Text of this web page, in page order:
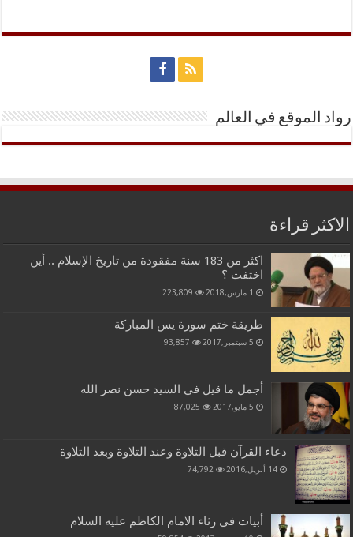
رواد الموقع في العالم
الاكثر قراءة
اكثر من 183 سنة مفقودة من تاريخ الإسلام .. أين
اختفت ؟
1 مارس,2018 223,809
طريقة ختم سورة يس المباركة
5 سبتمبر,2017 93,857
أجمل ما قيل في السيد حسن نصر الله
5 مايو,2017 87,025
دعاء القرآن قبل التلاوة وعند التلاوة وبعد التلاوة
14 أبريل,2016 74,792
أبيات في رثاء الامام الكاظم عليه السلام